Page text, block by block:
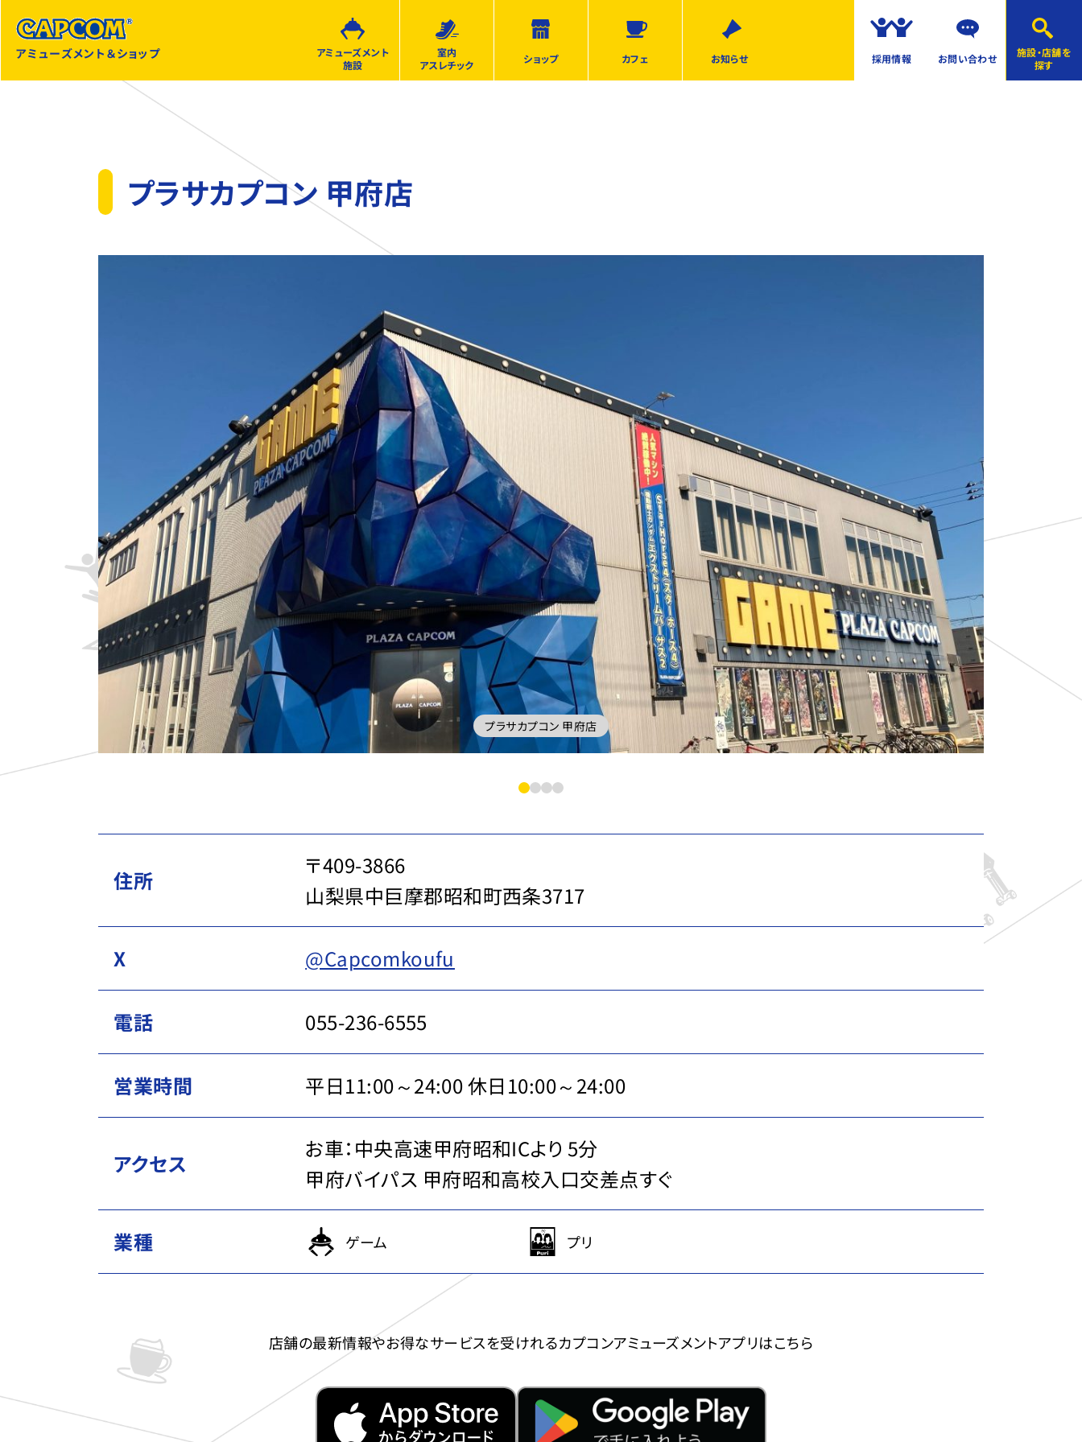
アミューズメント＆ショップ
施設・店舗を
探す
アミューズメント
施設
室内
アスレチック
ショップ カフェ お知らせ 採用情報 お問い合わせ
プラサカプコン 甲府店
プラサカプコン 甲府店
住所
〒409-3866
山梨県中巨摩郡昭和町西条3717
X @Capcomkoufu
電話 055-236-6555
営業時間 平日11:00～24:00 休日10:00～24:00
アクセス
お車：中央高速甲府昭和ICより 5分
甲府バイパス 甲府昭和高校入口交差点すぐ
業種 ゲーム プリ
店舗の最新情報やお得なサービスを受けれるカプコンアミューズメントアプリはこちら